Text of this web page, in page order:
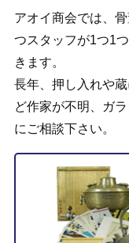
アオイ商会では、
つスタッフが1つ1
きます。
長年、押し入れや
ど作家が不明、ガ
にご相談下さい。